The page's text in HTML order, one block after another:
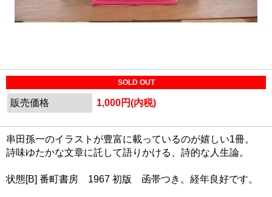
SOLD OUT
販売価格 1,000円(内税)
串田孫一のイラストが豊富に載っているのが嬉しい1冊。
詩味ゆたかな文章に託して語りかける、詩的な人生論。
状態[B] 番町書房 1967 初版 函帯つき。経年良好です。